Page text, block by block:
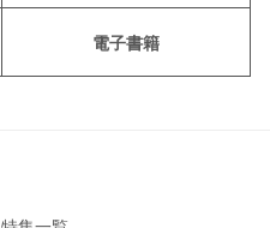
電子書籍